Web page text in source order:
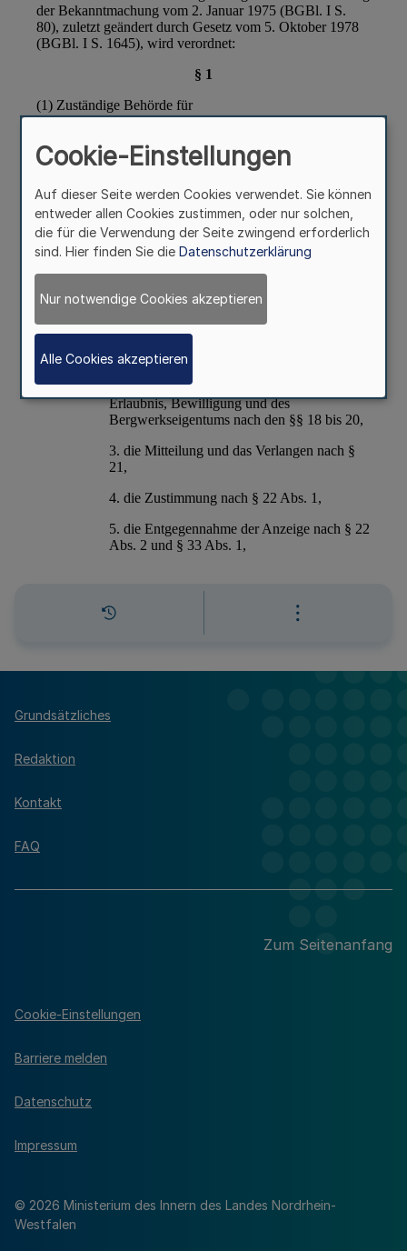
Grundsätzliches
Redaktion
Kontakt
FAQ
Zum Seitenanfang
© 2026 Ministerium des Innern des Landes Nordrhein-
Westfalen
Cookie-Einstellungen
Barriere melden
Datenschutz
Impressum
Cookie-Einstellungen
Auf dieser Seite werden Cookies verwendet. Sie können
entweder allen Cookies zustimmen, oder nur solchen,
die für die Verwendung der Seite zwingend erforderlich
sind. Hier finden Sie die Datenschutzerklärung
Nur notwendige Cookies akzeptieren
Alle Cookies akzeptieren